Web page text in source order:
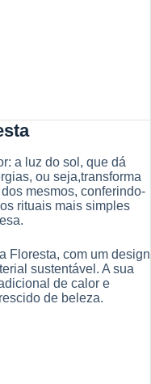
a luz do sol, que dá
ou seja,transforma
mesmos, conferindo-
rituais mais simples
Floresta, com um design
sustentável. A sua
de calor e
de beleza.